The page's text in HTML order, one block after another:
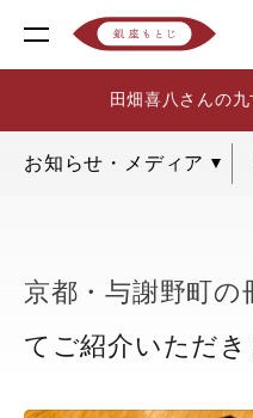
田畑喜八さんの
京都・与謝野町の
てご紹介いただ